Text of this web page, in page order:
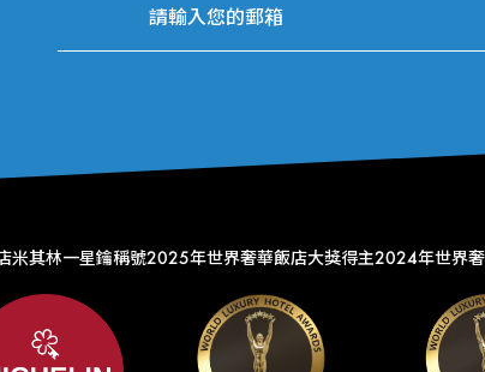
米其林一星鑰稱號2025年世界奢華飯店大獎得主2024年世界